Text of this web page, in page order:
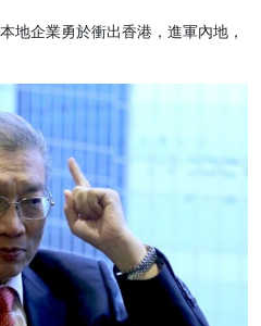
地企業勇於衝出香港，進軍內地，